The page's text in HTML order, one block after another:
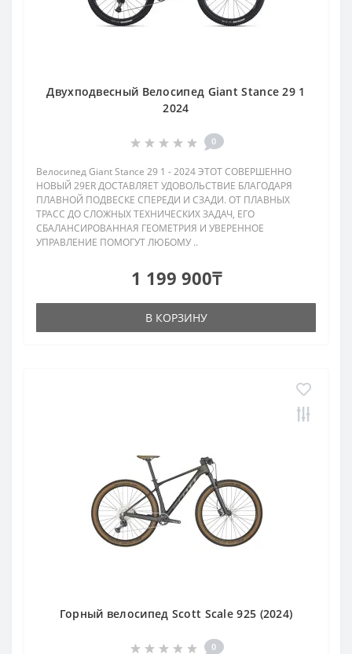
Двухподвесный Велосипед Giant Stance 29 1
2024
0
Велосипед Giant Stance 29 1 - 2024 ЭТОТ СОВЕРШЕННО
НОВЫЙ 29ER ДОСТАВЛЯЕТ УДОВОЛЬСТВИЕ БЛАГОДАРЯ
ПЛАВНОЙ ПОДВЕСКЕ СПЕРЕДИ И СЗАДИ. ОТ ПЛАВНЫХ
ТРАСС ДО СЛОЖНЫХ ТЕХНИЧЕСКИХ ЗАДАЧ, ЕГО
СБАЛАНСИРОВАННАЯ ГЕОМЕТРИЯ И УВЕРЕННОЕ
УПРАВЛЕНИЕ ПОМОГУТ ЛЮБОМУ ..
1 199 900₸
В КОРЗИНУ
Горный велосипед Scott Scale 925 (2024)
0